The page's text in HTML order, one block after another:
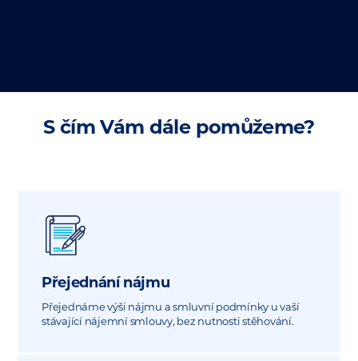
S čím Vám dále pomůžeme?
Přejednání nájmu
Přejednáme výši nájmu a smluvní podmínky u vaší
stávající nájemní smlouvy, bez nutnosti stěhování.